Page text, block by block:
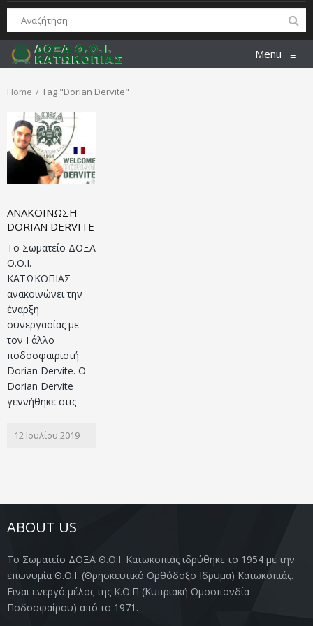
Menu ≡
Home Tag "Dorian Dervite"
ΑΝΑΚΟΙΝΩΣΗ –
DORIAN DERVITE
Το Σωματείο ΔΟΞΑ
Θ.Ο.Ι.
ΚΑΤΩΚΟΠΙΑΣ
ανακοινώνει την
έναρξη
συνεργασίας με
τον Γάλλο
ποδοσφαιριστή
Dorian Dervite. Ο
Dorian Dervite
γεννήθηκε στις
12 Ιουλίου 2019
ABOUT US
Το Σωματείο ΔΟΞΑ Θ.Ο.Ι. Κατωκοπιάς ιδρύθηκε το 1954 με την
επωνυμία Θ.Ο.Ι. (Θρησκευτικό Ορθόδοξο Ιδρυμα) Κατωκοπιάς.
Ειναι ενεργό μέλος της Κ.Ο.Π (Κυπριακή Ομοσπονδία
Ποδοσφαίρου) από το 1971.